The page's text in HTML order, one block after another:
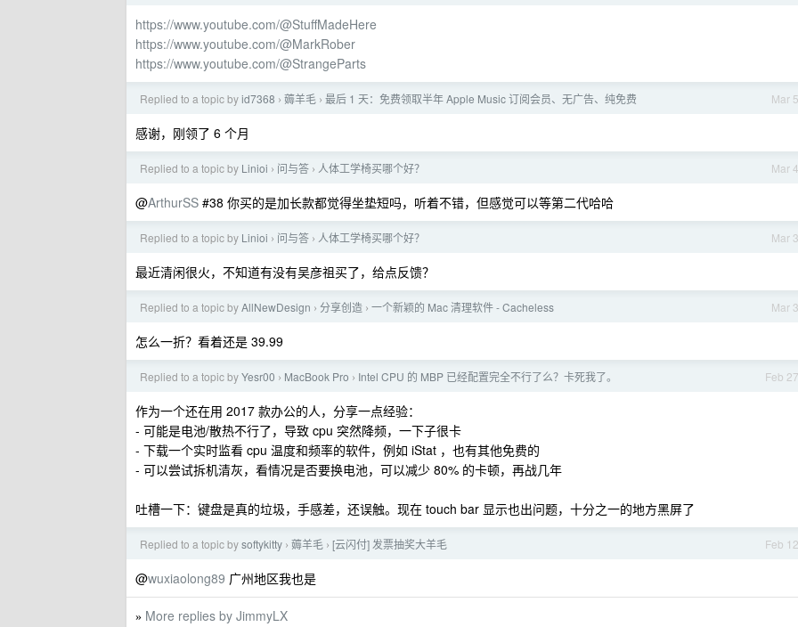
https://www.youtube.com/@StuffMadeHere
https://www.youtube.com/@MarkRober
https://www.youtube.com/@StrangeParts
Mar 5
Replied to a topic byid7368 › 薅羊毛 › 最后 1 天：免费领取半年 Apple Music 订阅会员、无广告、纯免费
感谢，刚领了 6 个月
Mar 4
Replied to a topic by Linioi › 问与答 › 人体工学椅买哪个好？
@ArthurSS #38 你买的是加长款都觉得坐垫短吗，听着不错，但感觉可以等第二代哈哈
Mar 3
Replied to a topic by Linioi › 问与答 › 人体工学椅买哪个好？
最近清闲很火，不知道有没有吴彦祖买了，给点反馈？
Mar 3
Replied to a topic byAllNewDesign › 分享创造 › 一个新颖的 Mac 清理软件 - Cacheless
怎么一折？看着还是 39.99
Feb 27
Replied to a topic byYesr00 › MacBook Pro › Intel CPU 的 MBP 已经配置完全不行了么？卡死我了。
作为一个还在用 2017 款办公的人，分享一点经验：
- 可能是电池/散热不行了，导致 cpu 突然降频，一下子很卡
- 下载一个实时监看 cpu 温度和频率的软件，例如 iStat ，也有其他免费的
- 可以尝试拆机清灰，看情况是否要换电池，可以减少 80% 的卡顿，再战几年
吐槽一下：键盘是真的垃圾，手感差，还误触。现在 touch bar 显示也出问题，十分之一的地方黑屏了
Feb 12
Replied to a topic bysoftykitty › 薅羊毛 › [云闪付] 发票抽奖大羊毛
@wuxiaolong89 广州地区我也是
» More replies by JimmyLX